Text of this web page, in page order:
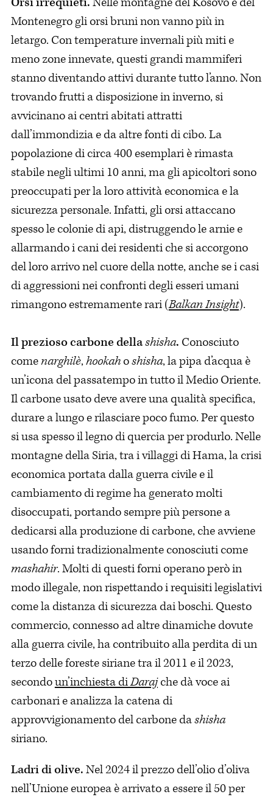
Montenegro gli orsi bruni non vanno più in
letargo. Con temperature invernali più miti e
meno zone innevate, questi grandi mammiferi
stanno diventando attivi durante tutto l’anno. Non
trovando frutti a disposizione in inverno, si
avvicinano ai centri abitati attratti
dall’immondizia e da altre fonti di cibo. La
popolazione di circa 400 esemplari è rimasta
stabile negli ultimi 10 anni, ma gli apicoltori sono
preoccupati per la loro attività economica e la
sicurezza personale. Infatti, gli orsi attaccano
spesso le colonie di api, distruggendo le arnie e
allarmando i cani dei residenti che si accorgono
del loro arrivo nel cuore della notte, anche se i casi
di aggressioni nei confronti degli esseri umani
rimangono estremamente rari (Balkan Insight).
Il prezioso carbone dellashisha. Conosciuto
comenarghilè,hookahoshisha, la pipa d’acqua è
un’icona del passatempo in tutto il Medio Oriente.
Il carbone usato deve avere una qualità specifica,
durare a lungo e rilasciare poco fumo. Per questo
si usa spesso il legno di quercia per produrlo. Nelle
montagne della Siria, tra i villaggi di Hama, la crisi
economica portata dalla guerra civile e il
cambiamento di regime ha generato molti
disoccupati, portando sempre più persone a
dedicarsi alla produzione di carbone, che avviene
usando forni tradizionalmente conosciuti come
mashahir. Molti di questi forni operano però in
modo illegale, non rispettando i requisiti legislativi
come la distanza di sicurezza dai boschi. Questo
commercio, connesso ad altre dinamiche dovute
alla guerra civile, ha contribuito alla perdita di un
terzo delle foreste siriane tra il 2011 e il 2023,
secondoun’inchiesta diDarajche dà voce ai
carbonari e analizza la catena di
approvvigionamento del carbone dashisha
siriano.
Ladri di olive.Nel 2024 il prezzo dell’olio d’oliva
nell’Unione europea è arrivato a essere il 50 per